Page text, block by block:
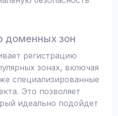
доменных зон
регистрацию
зонах, включая
специализированные
Это позволяет
идеально подойдет